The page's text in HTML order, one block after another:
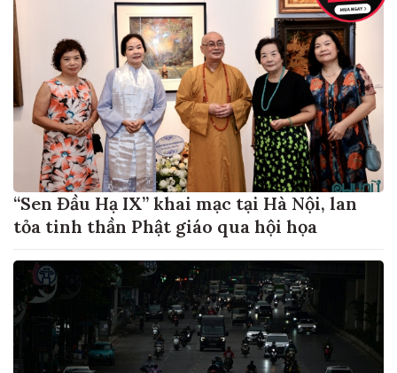
“Sen Đầu Hạ IX” khai mạc tại Hà Nội, lan
tỏa tinh thần Phật giáo qua hội họa